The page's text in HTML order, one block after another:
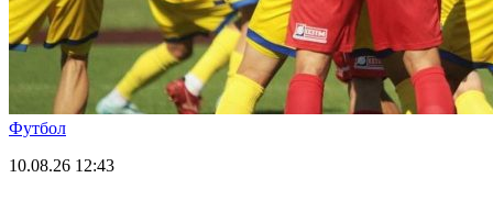
Футбол
10.08.26 12:43